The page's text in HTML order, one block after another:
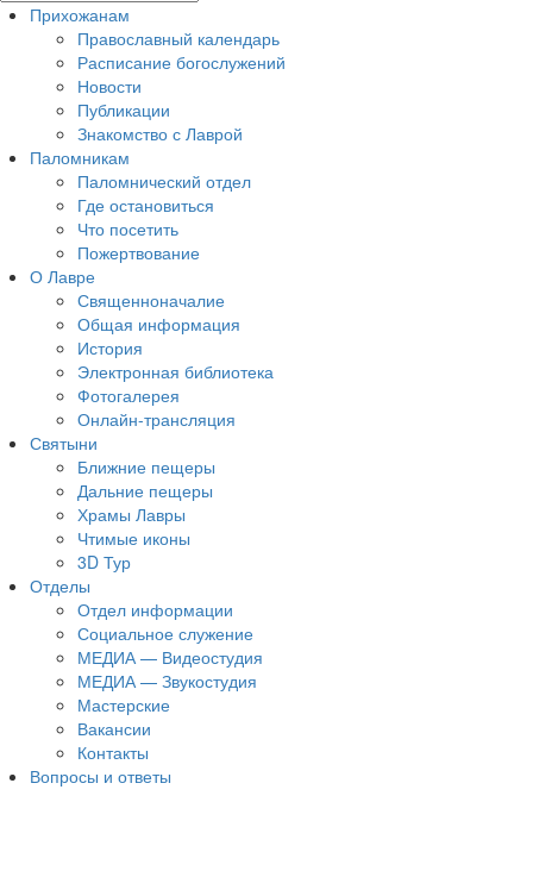
Прихожанам
Православный календарь
Расписание богослужений
Новости
Публикации
Знакомство с Лаврой
Паломникам
Паломнический отдел
Где остановиться
Что посетить
Пожертвование
О Лавре
Священноначалие
Общая информация
История
Электронная библиотека
Фотогалерея
Онлайн-трансляция
Святыни
Ближние пещеры
Дальние пещеры
Храмы Лавры
Чтимые иконы
3D Тур
Отделы
Отдел информации
Социальное служение
МЕДИА — Видеостудия
МЕДИА — Звукостудия
Мастерские
Вакансии
Контакты
Вопросы и ответы